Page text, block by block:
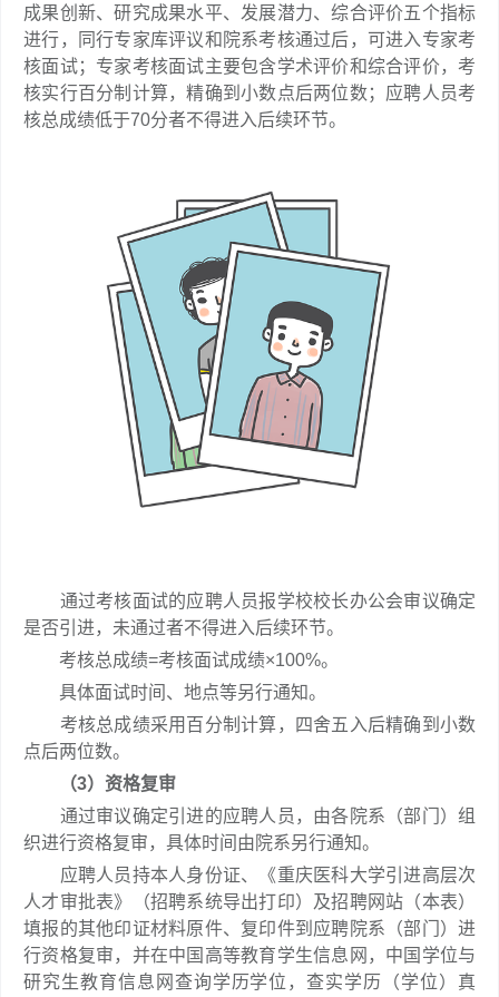
成果创新、研究成果水平、发展潜力、综合评价五个指标
进行，同行专家库评议和院系考核通过后，可进入专家考
核面试；专家考核面试主要包含学术评价和综合评价，考
核实行百分制计算，精确到小数点后两位数；应聘人员考
核总成绩低于70分者不得进入后续环节。
通过考核面试的应聘人员报学校校长办公会审议确定
是否引进，未通过者不得进入后续环节。
考核总成绩=考核面试成绩×100%。
具体面试时间、地点等另行通知。
考核总成绩采用百分制计算，四舍五入后精确到小数
点后两位数。
（3）资格复审
通过审议确定引进的应聘人员，由各院系（部门）组
织进行资格复审，具体时间由院系另行通知。
应聘人员持本人身份证、《重庆医科大学引进高层次
人才审批表》（招聘系统导出打印）及招聘网站（本表）
填报的其他印证材料原件、复印件到应聘院系（部门）进
行资格复审，并在中国高等教育学生信息网，中国学位与
研究生教育信息网查询学历学位，查实学历（学位）真